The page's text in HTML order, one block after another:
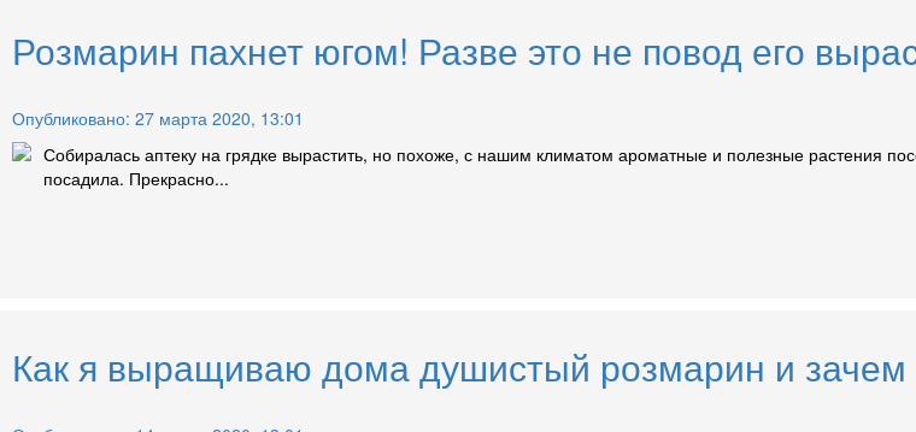
Розмарин пахнет югом! Разве это не повод его
Опубликовано: 27 марта 2020, 13:01
Собиралась аптеку на грядке вырастить, но похоже, с нашим климатом ароматные и полезные растения
посадила. Прекрасно...
Как я выращиваю дома душистый розмарин и зачем